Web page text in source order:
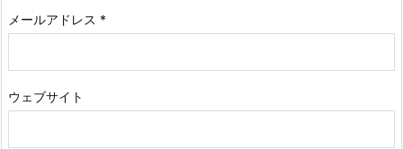
メールアドレス *
ウェブサイト